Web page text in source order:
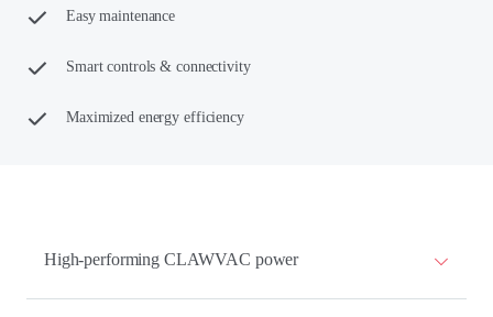
Easy maintenance
Smart controls & connectivity
Maximized energy efficiency
High-performing CLAWVAC power